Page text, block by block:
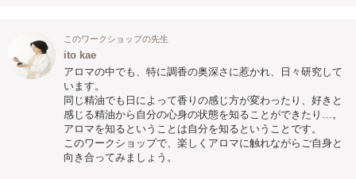
このワークショップの先生
ito kae
アロマの中でも、特に調香の奥深さに惹かれ、日々研究して
います。
同じ精油でも日によって香りの感じ方が変わったり、好きと
感じる精油から自分の心身の状態を知ることができたり…。
アロマを知るということは自分を知るということです。
このワークショップで、楽しくアロマに触れながらご自身と
向き合ってみましょう。